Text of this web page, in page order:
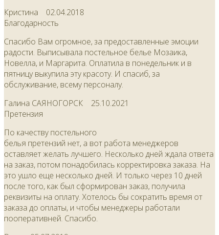
Кристина 02.04.2018
Благодарность
Спасибо Вам огромное, за предоставленные эмоции
радости. Выписывала постельное белье Мозаика,
Новелла, и Маргарита. Оплатила в понедельник и в
пятницу выкупила эту красоту. И спасиб, за
обслуживание, всему персоналу.
Галина САЯНОГОРСК 25.10.2021
Претензия
По качеству постельного
белья претензий нет, а вот работа менеджеров
оставляет желать лучшего. Несколько дней ждала ответа
на заказ, потом понадобилась корректировка заказа. На
это ушло еще несколько дней. И только через 10 дней
после того, как был сформирован заказ, получила
реквизиты на оплату. Хотелось бы сократить время от
заказа до оплаты, и чтобы менеджеры работали
пооперативней. Спасибо.